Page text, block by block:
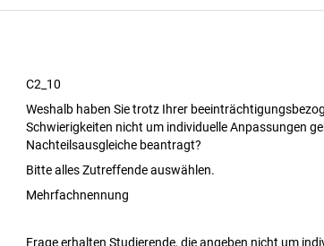
C2_10
Weshalb haben Sie trotz Ihrer
Schwierigkeiten nicht um individuelle Anpassungen
Nachteilsausgleiche beantragt?
Bitte alles Zutreffende auswählen.
Mehrfachnennung
Frage erhalten Studierende, die angeben nicht um